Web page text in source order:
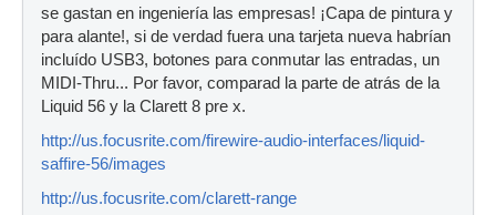
se gastan en ingeniería las empresas! ¡Capa de pintura y
para alante!, si de verdad fuera una tarjeta nueva habrían
incluído USB3, botones para conmutar las entradas, un
MIDI-Thru... Por favor, comparad la parte de atrás de la
Liquid 56 y la Clarett 8 pre x.
http://us.focusrite.com/firewire-audio-interfaces/liquid-
saffire-56/images
http://us.focusrite.com/clarett-range